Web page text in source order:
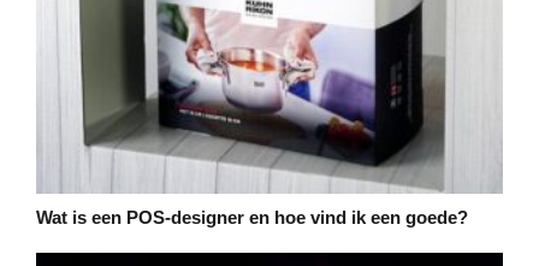
Wat is een POS-designer en hoe vind ik een goede?